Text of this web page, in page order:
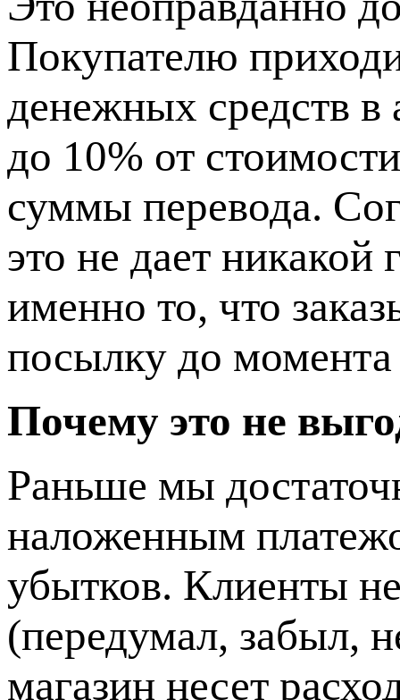
Покупателю
денежных средств в
до 10% от
суммы перевода.
это не дает
именно то, что
посылку до
Почему это не
Раньше мы
наложенным
убытков. Клиенты
(передумал, забыл,
магазин несет